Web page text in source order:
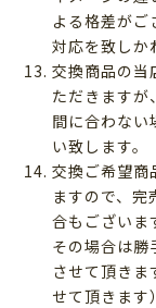
よる格差が
対応を致しか
交換商品の当
ただきますが
間に合わない
い致します。
交換ご希望商
ますので、
合もございま
その場合は勝
させて頂き
せて頂きます）